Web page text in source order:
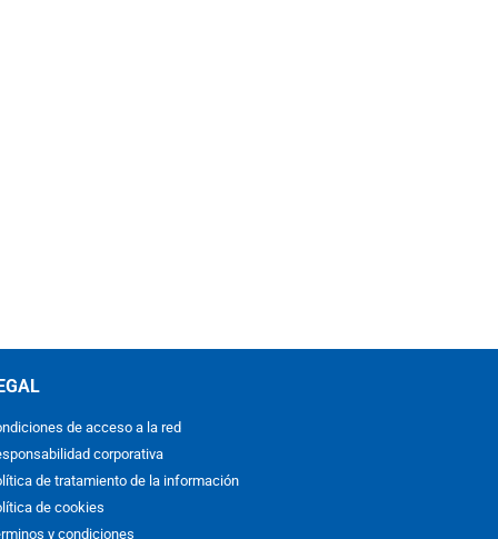
de acceso a la red
corporativa
de tratamiento de la información
de cookies
y condiciones